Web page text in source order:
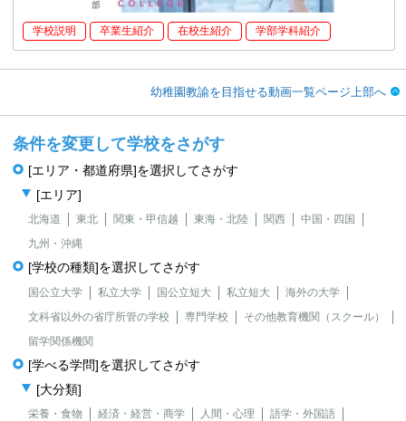
学校説明 卒業生紹介 在校生紹介 学部学科紹介
幼稚園教諭を目指せる動画一覧ページ上部へ
条件を変更して学校をさがす
[エリア・都道府県]を選択してさがす
[エリア]
北海道 東北 関東・甲信越 東海・北陸 関西
中国・四国
九州・沖縄
[学校の種類]を選択してさがす
国公立大学 私立大学 国公立短大 私立短大
海外の大学
文科省以外の省庁所管の学校
専門学校
その他教育機関（スクール）
留学関係機関
[学べる学問]を選択してさがす
[大分類]
栄養・食物 経済・経営・商学 人間・心理
語学・外国語